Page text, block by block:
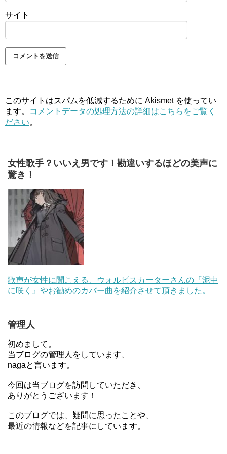
サイト
このサイトはスパムを低減するために Akismet を使ってい
ます。
コメントデータの処理方法の詳細はこちらをご覧く
ださい。
女性歌手？いいえ男です！勘違いするほどの美声に
驚き！
歌声が女性に聞こえる、ウォルピスカーターさんの『泥中
に咲く』やお勧めのカバー曲を紹介させて頂きました。
管理人
初めまして。
当ブログの管理人をしています、
nagaと言います。
今回は当ブログを訪問していただき、
ありがとうございます！
このブログでは、疑問に思ったことや、
最近の情報などを記事にしています。